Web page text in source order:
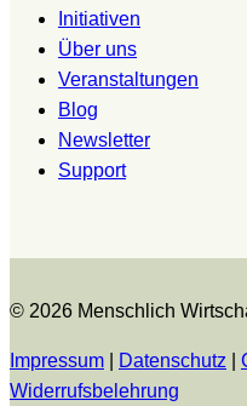
Initiativen
Über uns
Veranstaltungen
Blog
Newsletter
Support
© 2026 Menschlich
Impressum Datenschutz
Widerrufsbelehrung